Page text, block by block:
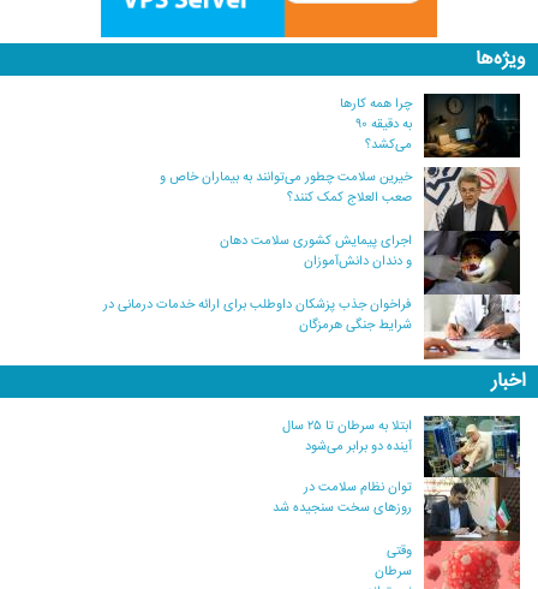
ویژه‌ها
چرا همه کارها
به دقیقه ۹۰
می‌کشد؟
خیرین سلامت چطور می‌توانند به بیماران خاص و
صعب العلاج کمک کنند؟
اجرای پیمایش کشوری سلامت دهان
و دندان دانش‌آموزان
فراخوان جذب پزشکان داوطلب برای ارائه خدمات درمانی در
شرایط جنگی هرمزگان
اخبار
ابتلا به سرطان تا ۲۵ سال
آینده دو برابر می‌شود
توان نظام سلامت در
روزهای سخت سنجیده شد
وقتی
سرطان